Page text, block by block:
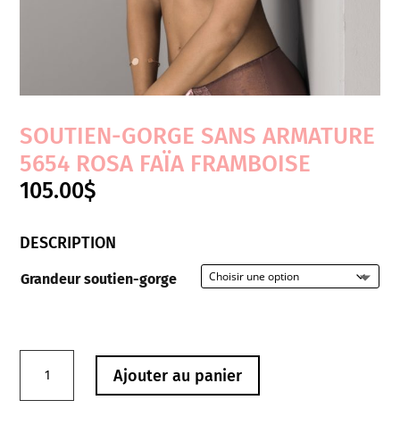
SOUTIEN-GORGE SANS ARMATURE
5654 ROSA FAÏA FRAMBOISE
105.00$
DESCRIPTION
Grandeur soutien-gorge
Soutien-
Ajouter au panier